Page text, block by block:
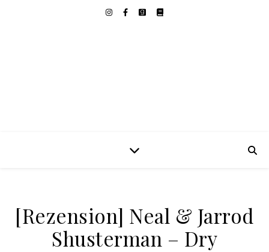
[Rezension] Neal & Jarrod
Shusterman – Dry